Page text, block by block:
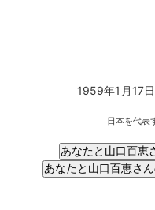
1959年1月17
日本を代表